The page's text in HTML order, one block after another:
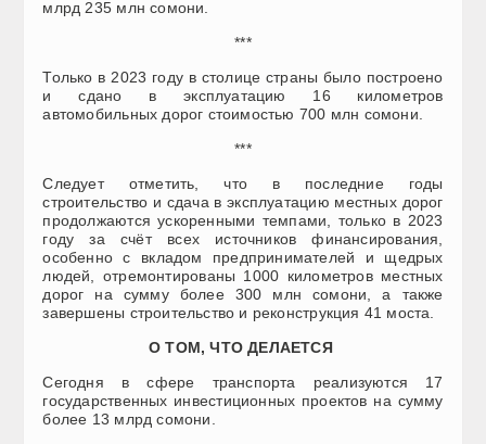
млрд 235 млн сомони.
***
Только в 2023 году в столице страны было построено
и сдано в эксплуатацию 16 километров
автомобильных дорог стоимостью 700 млн сомони.
***
Следует отметить, что в последние годы
строительство и сдача в эксплуатацию местных дорог
продолжаются ускоренными темпами, только в 2023
году за счёт всех источников финансирования,
особенно с вкладом предпринимателей и щедрых
людей, отремонтированы 1000 километров местных
дорог на сумму более 300 млн сомони, а также
завершены строительство и реконструкция 41 моста.
О ТОМ, ЧТО ДЕЛАЕТСЯ
Сегодня в сфере транспорта реализуются 17
государственных инвестиционных проектов на сумму
более 13 млрд сомони.